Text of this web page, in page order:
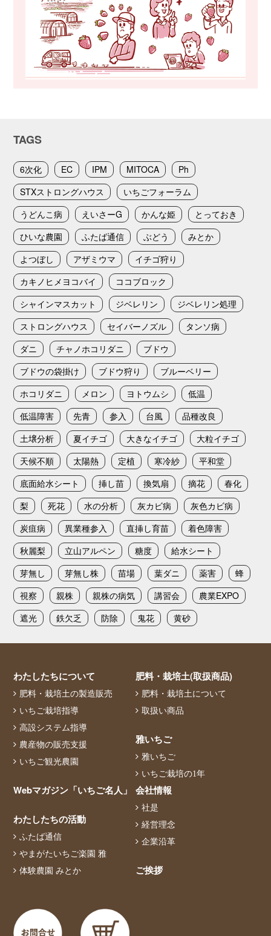
TAGS
6次化 EC IPM MITOCA
Ph
STXストロングハウス
いちごフォーラム
うどんこ病
えいさーG かんな姫
とっておき
ひいな農園
ふたば通信 ぶどう
みとか
よつぼし
アザミウマ
イチゴ狩り
カキノヒメヨコバイ
ココブロック
シャインマスカット
ジベレリン
ジベレリン処理
ストロングハウス
セイバーノズル
タンソ病
ダニ
チャノホコリダニ
ブドウ
ブドウの袋掛け
ブドウ狩り
ブルーベリー
ホコリダニ
メロン ヨトウムシ
低温
低温障害
先青 参入 台風
品種改良
土壌分析
夏イチゴ 大きなイチゴ
大粒イチゴ
天候不順
太陽熱 定植 寒冷紗
平和堂
底面給水シート
挿し苗 換気扇 摘花
春化
梨
死花 水の分析 灰カビ病
灰色カビ病
炭疽病
異業種参入 直挿し育苗
着色障害
秋麗梨
立山アルペン 糖度
給水シート
芽無し
芽無し株 苗場 葉ダニ 薬害
蜂
視察
親株 親株の病気 講習会
農業EXPO
遮光
鉄欠乏 防除 鬼花 黄砂
わたしたちについて
肥料・栽培土の製造販売
いちご栽培指導
高設システム指導
農産物の販売支援
いちご観光農園
肥料・栽培土(取扱商品)
肥料・栽培土について
取扱い商品
雅いちご
雅いちご
いちご栽培の1年
Webマガジン「いちご名人」
わたしたちの活動
ふたば通信
やまがたいちご楽園 雅
体験農園 みとか
会社情報
社是
経営理念
企業沿革
ご挨拶